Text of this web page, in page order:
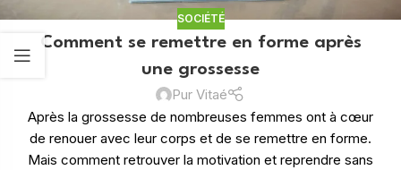
SOCIÉTÉ
Comment se remettre en forme après
une grossesse
Pur Vitaé
Après la grossesse de nombreuses femmes ont à cœur
de renouer avec leur corps et de se remettre en forme.
Mais comment retrouver la motivation et reprendre sans